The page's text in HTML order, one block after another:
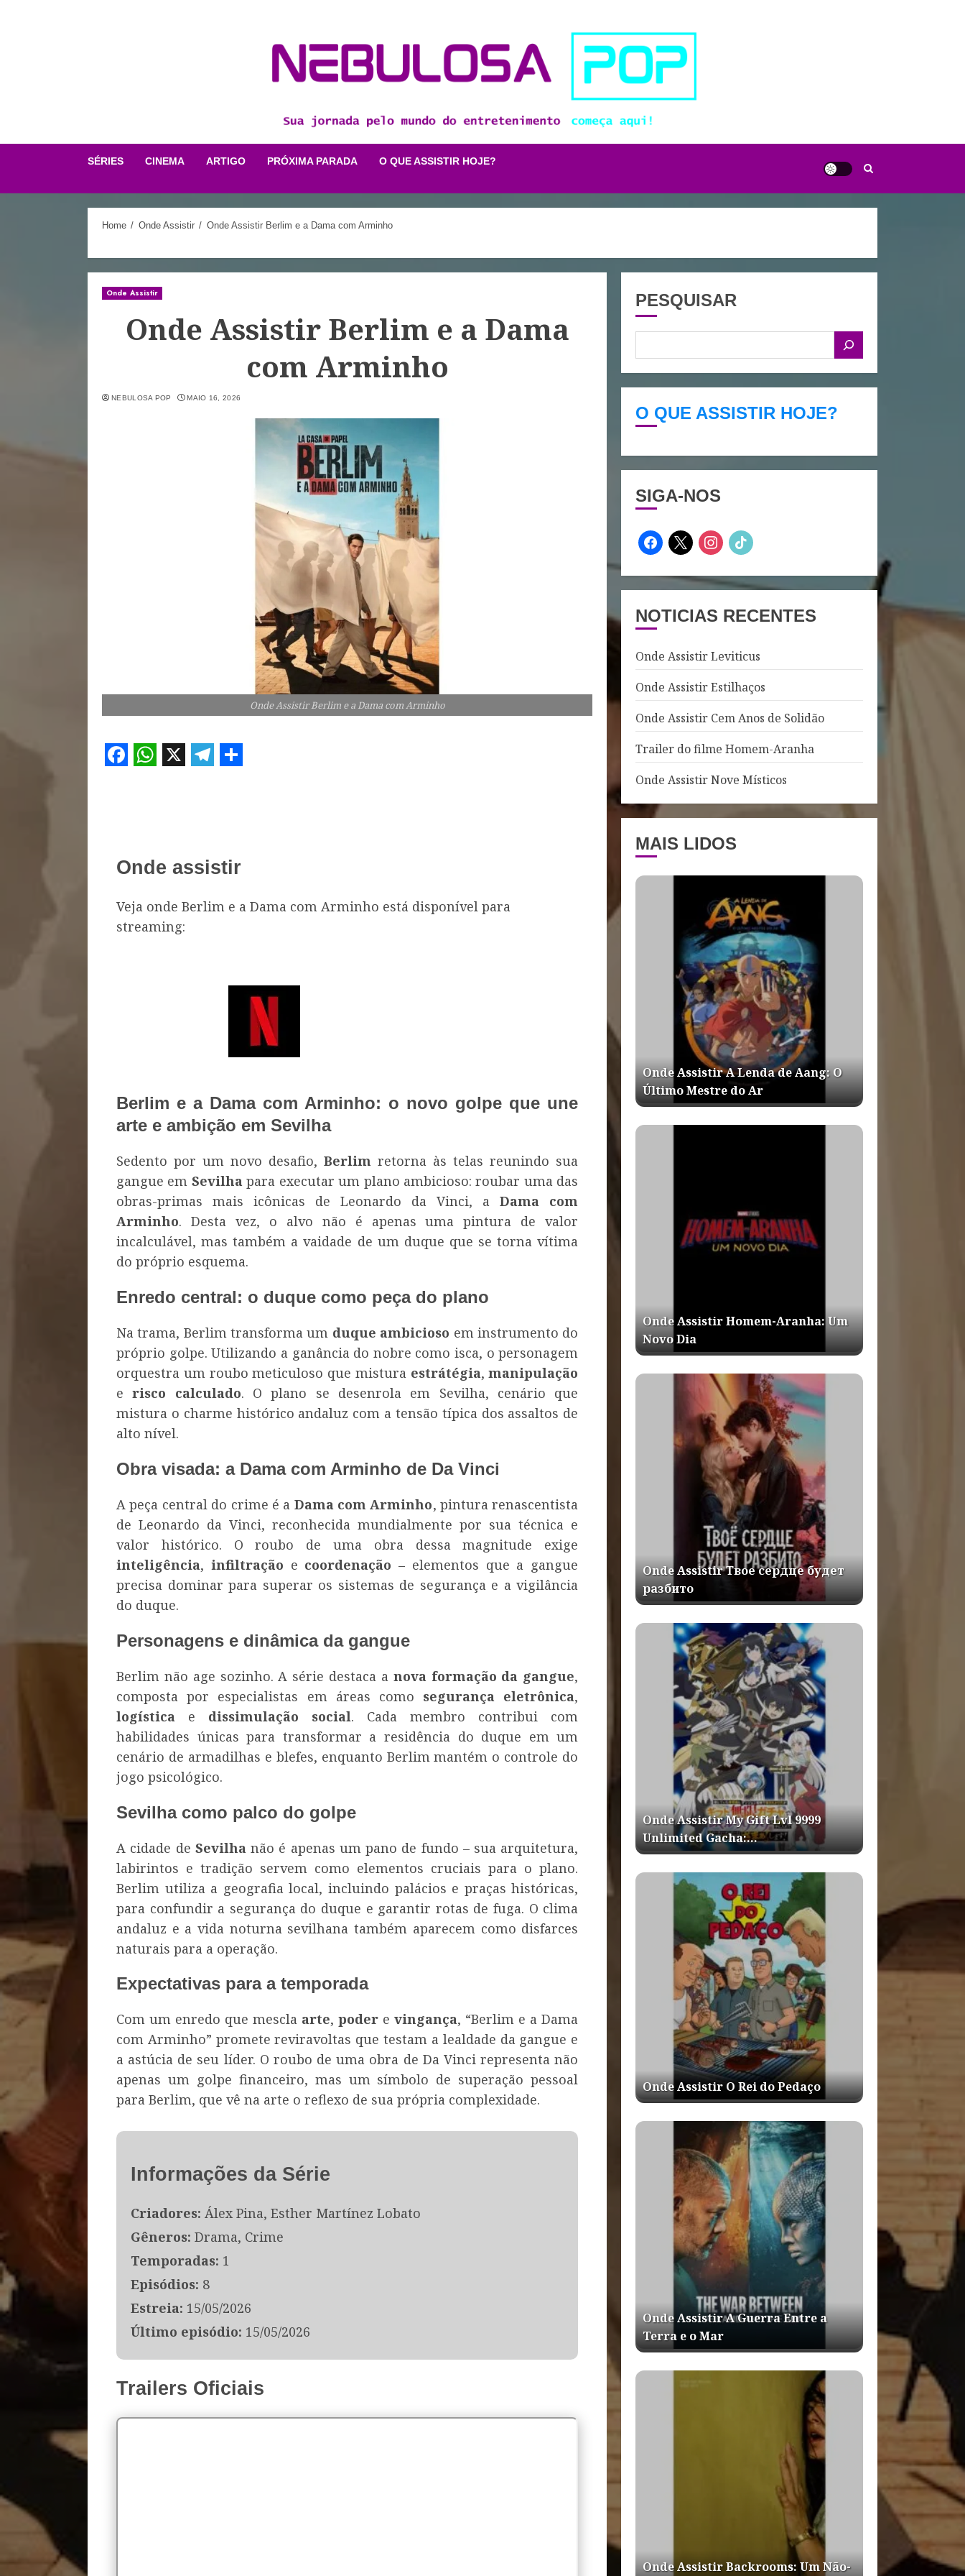
SÉRIES CINEMA ARTIGO PRÓXIMA PARADA O QUE ASSISTIR HOJE?
Home Onde Assistir Onde Assistir Berlim e a Dama com Arminho
Onde Assistir
Onde Assistir Berlim e a Dama
com Arminho
NEBULOSA POP MAIO 16, 2026
Onde Assistir Berlim e a Dama com Arminho
Onde assistir
Veja onde Berlim e a Dama com Arminho está disponível para
streaming:
Berlim e a Dama com Arminho: o novo golpe que une
arte e ambição em Sevilha
Sedento por um novo desafio,Berlim retorna às telas reunindo sua
gangue em Sevilhapara executar um plano ambicioso: roubar uma das
obras-primas mais icônicas de Leonardo da Vinci, aDama com
Arminho. Desta vez, o alvo não é apenas uma pintura de valor
incalculável, mas também a vaidade de um duque que se torna vítima
do próprio esquema.
Enredo central: o duque como peça do plano
Na trama, Berlim transforma um duque ambicioso em instrumento do
próprio golpe. Utilizando a ganância do nobre como isca, o personagem
orquestra um roubo meticuloso que mistura estrátégia,manipulação
erisco calculado. O plano se desenrola em Sevilha, cenário que
mistura o charme histórico andaluz com a tensão típica dos assaltos de
alto nível.
Obra visada: a Dama com Arminho de Da Vinci
A peça central do crime é a Dama com Arminho, pintura renascentista
de Leonardo da Vinci, reconhecida mundialmente por sua técnica e
valor histórico. O roubo de uma obra dessa magnitude exige
inteligência, infiltração e coordenação – elementos que a gangue
precisa dominar para superar os sistemas de segurança e a vigilância
do duque.
Personagens e dinâmica da gangue
Berlim não age sozinho. A série destaca a nova formação da gangue,
composta por especialistas em áreas como segurança eletrônica,
logística e dissimulação social. Cada membro contribui com
habilidades únicas para transformar a residência do duque em um
cenário de armadilhas e blefes, enquanto Berlim mantém o controle do
jogo psicológico.
Sevilha como palco do golpe
A cidade de Sevilha não é apenas um pano de fundo – sua arquitetura,
labirintos e tradição servem como elementos cruciais para o plano.
Berlim utiliza a geografia local, incluindo palácios e praças históricas,
para confundir a segurança do duque e garantir rotas de fuga. O clima
andaluz e a vida noturna sevilhana também aparecem como disfarces
naturais para a operação.
Expectativas para a temporada
Com um enredo que mescla arte,poder evingança, “Berlim e a Dama
com Arminho” promete reviravoltas que testam a lealdade da gangue e
a astúcia de seu líder. O roubo de uma obra de Da Vinci representa não
apenas um golpe financeiro, mas um símbolo de superação pessoal
para Berlim, que vê na arte o reflexo de sua própria complexidade.
Informações da Série
Criadores: Álex Pina, Esther Martínez Lobato
Gêneros: Drama, Crime
Temporadas: 1
Episódios: 8
Estreia: 15/05/2026
Último episódio: 15/05/2026
Trailers Oficiais
PESQUISAR
O QUE ASSISTIR HOJE?
SIGA-NOS
facebook
x instagram
tiktok
NOTICIAS RECENTES
Onde Assistir Leviticus
Onde Assistir Estilhaços
Onde Assistir Cem Anos de Solidão
Trailer do filme Homem-Aranha
Onde Assistir Nove Místicos
MAIS LIDOS
Onde Assistir A Lenda de Aang: O
Último Mestre do Ar
Onde Assistir Homem-Aranha: Um
Novo Dia
Onde Assistir Твое сердце будет
разбито
Onde Assistir My Gift Lvl 9999
Unlimited Gacha:…
Onde Assistir O Rei do Pedaço
Onde Assistir A Guerra Entre a
Terra e o Mar
Onde Assistir Backrooms: Um Não-